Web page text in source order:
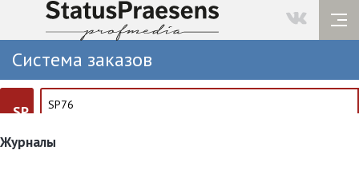
Система заказов
SP
Журналы